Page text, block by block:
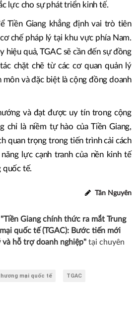
lực cho sự phát triển kinh tế.
Tiền Giang khẳng định vai trò tiên
chế pháp lý tại khu vực phía Nam.
hiệu quả, TGAC sẽ cần đến sự đồng
chặt chẽ từ các cơ quan quản lý
môn và đặc biệt là cộng đồng doanh
và đạt được uy tín trong cộng
chỉ là niềm tự hào của Tiền Giang,
quan trọng trong tiến trình cải cách
lực cạnh tranh của nền kinh tế
quốc tế.
Tân Nguyên
"Tiền Giang chính thức ra mắt Trung
quốc tế (TGAC): Bước tiến mới
hỗ trợ doanh nghiệp" tại chuyên
mại quốc tế TGAC